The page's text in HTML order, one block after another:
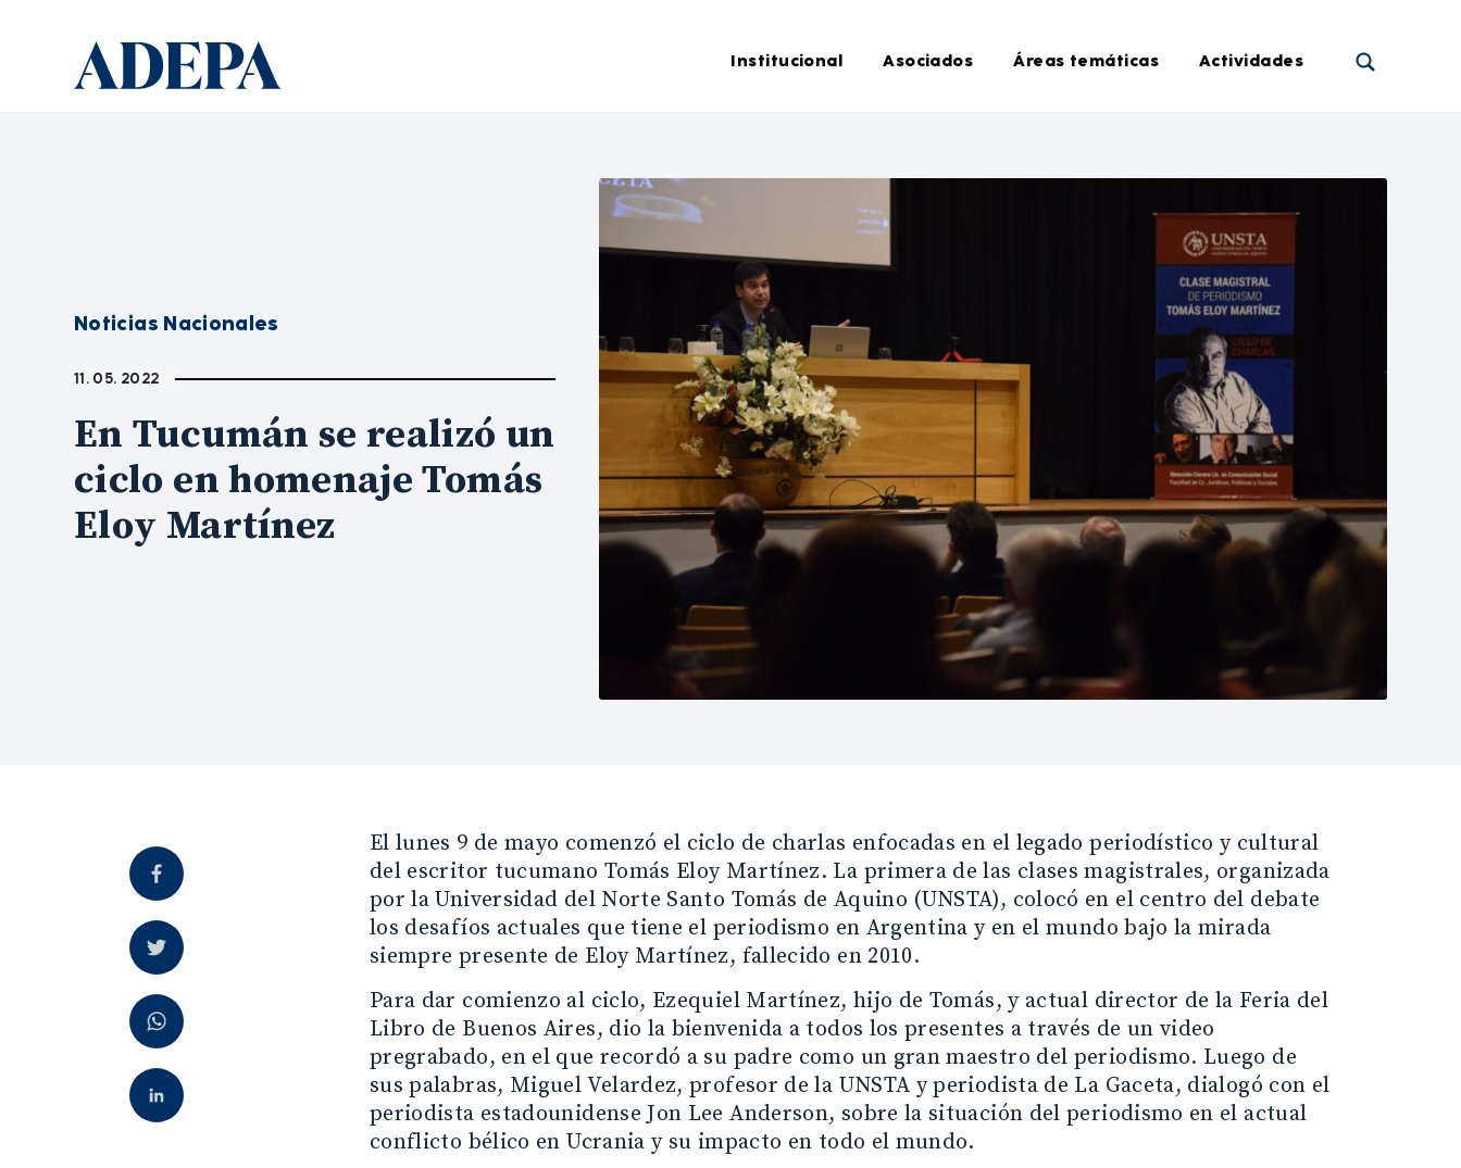
Institucional Asociados Áreas temáticas Actividades
Noticias Nacionales
11. 05. 2022
En Tucumán se realizó un
ciclo en homenaje Tomás
Eloy Martínez
El lunes 9 de mayo comenzó el ciclo de charlas enfocadas en el legado periodístico y cultural
del escritor tucumano Tomás Eloy Martínez. La primera de las clases magistrales, organizada
por la Universidad del Norte Santo Tomás de Aquino (UNSTA), colocó en el centro del debate
los desafíos actuales que tiene el periodismo en Argentina y en el mundo bajo la mirada
siempre presente de Eloy Martínez, fallecido en 2010.
Para dar comienzo al ciclo, Ezequiel Martínez, hijo de Tomás, y actual director de la Feria del
Libro de Buenos Aires, dio la bienvenida a todos los presentes a través de un video
pregrabado, en el que recordó a su padre como un gran maestro del periodismo. Luego de
sus palabras, Miguel Velardez, profesor de la UNSTA y periodista de La Gaceta, dialogó con el
periodista estadounidense Jon Lee Anderson, sobre la situación del periodismo en el actual
conflicto bélico en Ucrania y su impacto en todo el mundo.